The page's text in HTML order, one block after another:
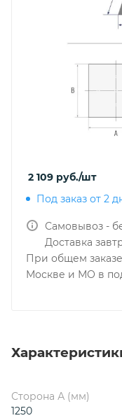
2 109 руб./шт
Под заказ от 2
Самовывоз -
Доставка
При общем заказе
Москве и МО в
Сторона А (мм)
1250